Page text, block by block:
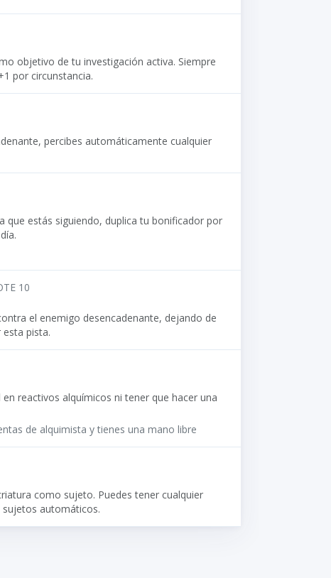
objetivo de tu investigación activa. Siempre
por circunstancia.
percibes automáticamente cualquier
que estás siguiendo, duplica tu bonificador por
10
el enemigo desencadenante, dejando de
pista.
reactivos alquímicos ni tener que hacer una
de alquimista y tienes una mano libre
como sujeto. Puedes tener cualquier
sujetos automáticos.